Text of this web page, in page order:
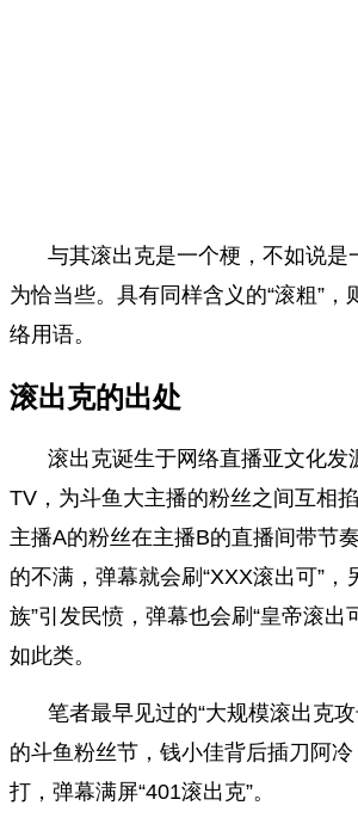
与其滚出克是一个梗，不如说是
为恰当些。具有同样含义的“滚粗”，
络用语。
滚出克的出处
滚出克诞生于网络直播亚文化
TV，为斗鱼大主播的粉丝之间互相
主播A的粉丝在主播B的直播间带节
的不满，弹幕就会刷“XXX滚出可”，
族”引发民愤，弹幕也会刷“皇帝滚出
如此类。
笔者最早见过的“大规模滚出克
的斗鱼粉丝节，钱小佳背后插刀阿
打，弹幕满屏“401滚出克”。